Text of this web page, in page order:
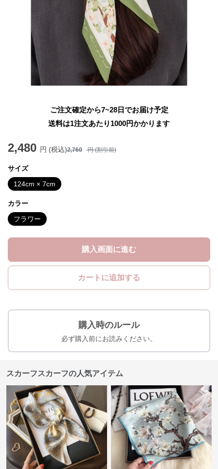
ご注文確定から7~28日でお届け予定
送料は1注文あたり 1000円かかります
2,480 円 (税込)2,760 円 (割引前)
サイズ
124cm × 7cm
カラー
フラワー
購入画面に進む
カートに追加する
購入時のルール
必ず購入前にお読みください。
スカーフスカーフの人気アイテム